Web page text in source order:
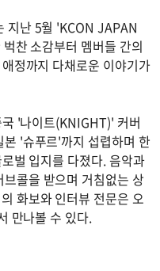
지난 5월 'KCON JAPAN
찬 소감부터 멤버들 간의
정까지 다채로운 이야기가
'나이트(KNIGHT)' 커버
'슈푸르'까지 섭렵하며 한
벌 입지를 다졌다. 음악과
콜을 받으며 거침없는 상
화보와 인터뷰 전문은 오
만나볼 수 있다.